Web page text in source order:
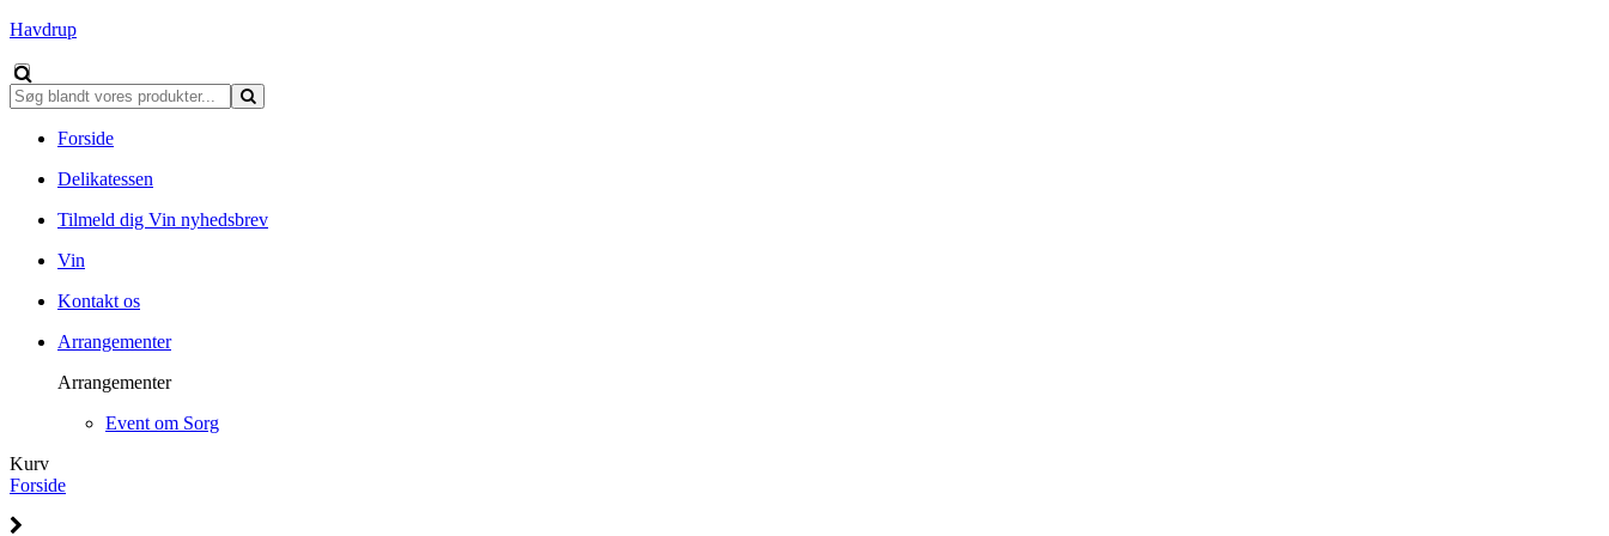
Havdrup
Forside
Delikatessen
Tilmeld dig Vin nyhedsbrev
Vin
Kontakt os
Arrangementer
Arrangementer
Event om Sorg
Kurv
Forside